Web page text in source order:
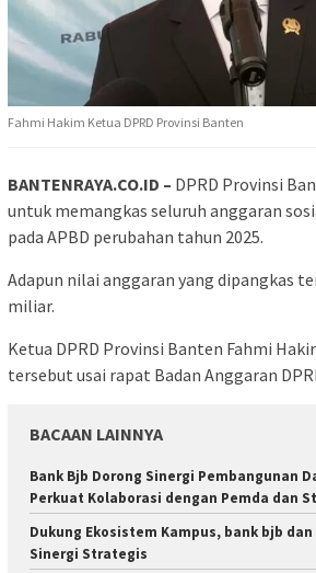
Fahmi Hakim Ketua DPRD Provinsi Banten
BANTENRAYA.CO.ID – DPRD Provinsi
untuk memangkas seluruh anggaran
pada APBD perubahan tahun 2025.
Adapun nilai anggaran yang dipangkas
miliar.
Ketua DPRD Provinsi Banten Fahmi
tersebut usai rapat Badan Anggaran
BACAAN LAINNYA
Bank Bjb Dorong Sinergi Pembangunan
Perkuat Kolaborasi dengan Pemda dan
Dukung Ekosistem Kampus, bank bjb dan
Sinergi Strategis